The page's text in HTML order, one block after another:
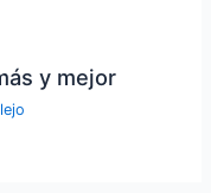
y mejor